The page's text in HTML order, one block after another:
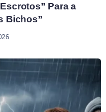
Para a
Bichos”